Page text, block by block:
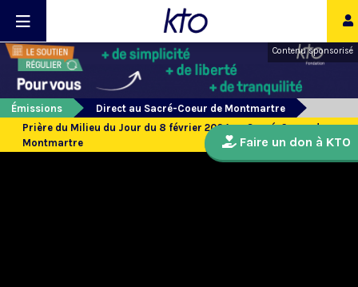
Contenu sponsorisé
Émissions
Direct au Sacré-Coeur de Montmartre
Prière du Milieu du Jour du 8 février 2024 au Sacré-Coeur de
Montmartre
Faire un don à KTO